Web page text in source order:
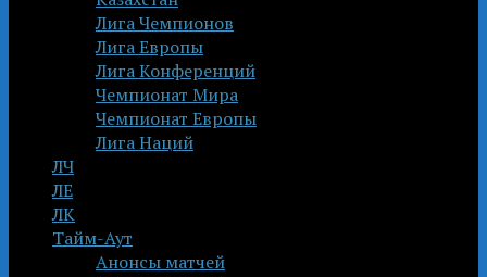
Лига Чемпионов
Лига Европы
Лига Конференций
Чемпионат Мира
Чемпионат Европы
Лига Наций
ЛЧ
ЛЕ
ЛК
Тайм-Аут
Анонсы матчей